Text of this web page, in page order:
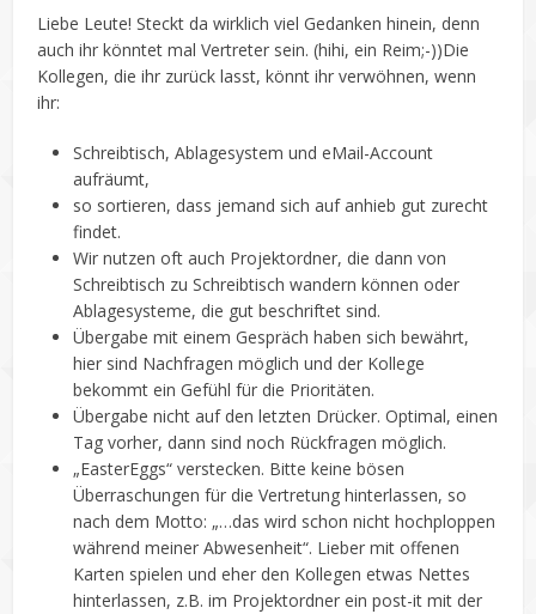
Liebe Leute! Steckt da wirklich viel Gedanken hinein, denn
auch ihr könntet mal Vertreter sein. (hihi, ein Reim;-))Die
Kollegen, die ihr zurück lasst, könnt ihr verwöhnen, wenn
ihr:
Schreibtisch, Ablagesystem und eMail-Account
aufräumt,
so sortieren, dass jemand sich auf anhieb gut zurecht
findet.
Wir nutzen oft auch Projektordner, die dann von
Schreibtisch zu Schreibtisch wandern können oder
Ablagesysteme, die gut beschriftet sind.
Übergabe mit einem Gespräch haben sich bewährt,
hier sind Nachfragen möglich und der Kollege
bekommt ein Gefühl für die Prioritäten.
Übergabe nicht auf den letzten Drücker. Optimal, einen
Tag vorher, dann sind noch Rückfragen möglich.
„EasterEggs“ verstecken. Bitte keine bösen
Überraschungen für die Vertretung hinterlassen, so
nach dem Motto: „…das wird schon nicht hochploppen
während meiner Abwesenheit“. Lieber mit offenen
Karten spielen und eher den Kollegen etwas Nettes
hinterlassen, z.B. im Projektordner ein post-it mit der